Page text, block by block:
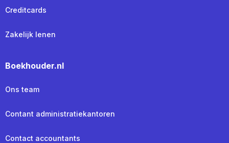
Creditcards
Zakelijk lenen
Boekhouder.nl
Ons team
Contant administratiekantoren
Contact accountants